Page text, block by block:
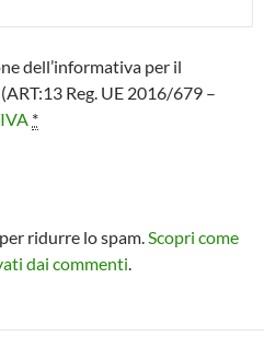
dell’informativa per il
Reg. UE 2016/679 –
*
ridurre lo spam.Scopri come
dai commenti.